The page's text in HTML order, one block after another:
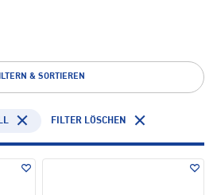
& SORTIEREN
FILTER LÖSCHEN